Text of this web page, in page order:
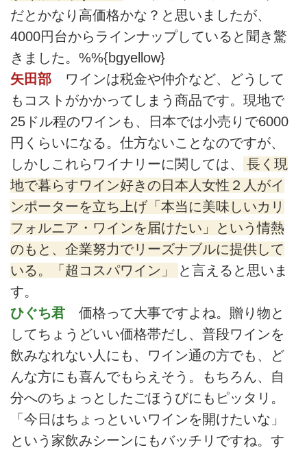
だとかなり高価格かな？と思いましたが、
4000円台からラインナップしていると聞き驚
きました。%%{bgyellow}
矢田部 ワインは税金や仲介など、どうして
もコストがかかってしまう商品です。現地で
25ドル程のワインも、日本では小売りで6000
円くらいになる。仕方ないことなのですが、
しかしこれらワイナリーに関しては、
長く現
地で暮らすワイン好きの日本人女性２人がイ
ンポーターを立ち上げ「本当に美味しいカリ
フォルニア・ワインを届けたい」という情熱
のもと、企業努力でリーズナブルに提供して
いる。「超コスパワイン」
と言えると思いま
す。
ひぐち君 価格って大事ですよね。贈り物と
してちょうどいい価格帯だし、普段ワインを
飲みなれない人にも、ワイン通の方でも、ど
んな方にも喜んでもらえそう。もちろん、自
分へのちょっとしたごほうびにもピッタリ。
「今日はちょっといいワインを開けたいな」
という家飲みシーンにもバッチリですね。す